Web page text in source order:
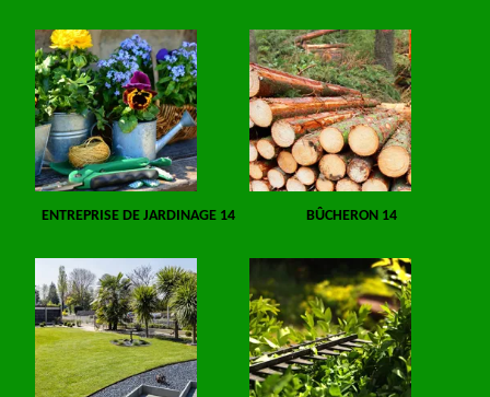
ENTREPRISE DE JARDINAGE 14 BÛCHERON 14